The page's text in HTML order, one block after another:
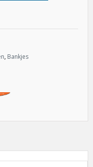
, Bankjes